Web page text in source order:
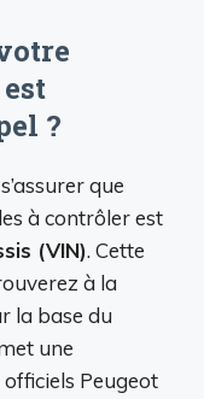
?
que
à contrôler est
(VIN). Cette
à la
la base du
une
Peugeot